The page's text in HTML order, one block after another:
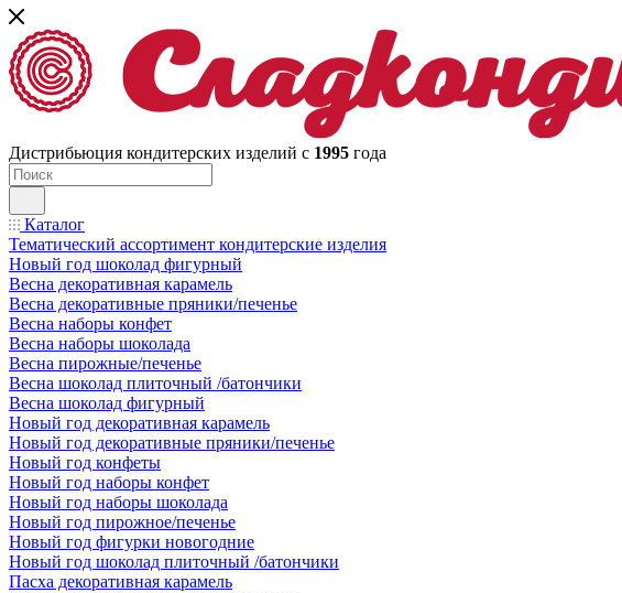
Дистрибьюция кондитерских изделий с 1995 года
Каталог
Тематический ассортимент кондитерские изделия
Новый год шоколад фигурный
Весна декоративная карамель
Весна декоративные пряники/печенье
Весна наборы конфет
Весна наборы шоколада
Весна пирожные/печенье
Весна шоколад плиточный /батончики
Весна шоколад фигурный
Новый год декоративная карамель
Новый год декоративные пряники/печенье
Новый год конфеты
Новый год наборы конфет
Новый год наборы шоколада
Новый год пирожное/печенье
Новый год фигурки новогодние
Новый год шоколад плиточный /батончики
Пасха декоративная карамель